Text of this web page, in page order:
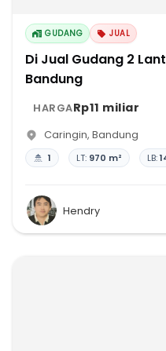
GUDANG JUAL
Di Jual Gudang 2
Bandung
HARGARp11 miliar
Caringin, Bandung
1 LT: 970 m² LB:
Hendry